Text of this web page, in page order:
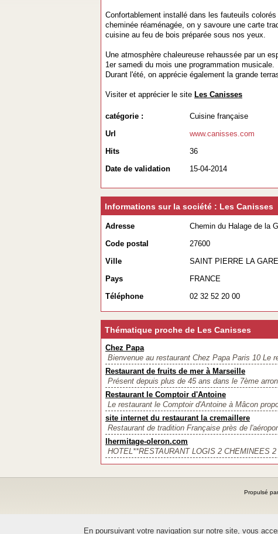
Confortablement installé dans les fauteuils
cheminée réaménagée, on y savoure une carte
cuisine au feu de bois préparée sous nos yeux.
Une atmosphère chaleureuse rehaussée par un
1er samedi du mois une programmation musicale.
Durant l'été, on apprécie également la grande
Visiter et apprécier le site Les Canisses
catégorie :
Cuisine française
Url
www.canisses.com
Hits
36
Date de validation
15-04-2014
Informations sur la société : Les Canisses
Adresse
Chemin du Halage de la
Code postal
27600
Ville
SAINT PIERRE LA
Pays
FRANCE
Téléphone
02 32 52 20 00
Thématique proche de Les Canisses
Chez Papa
Bienvenue au restaurant Chez Papa Paris 10 Le
Restaurant de fruits de mer à Marseille
Présent depuis plus de 45 ans dans le 7ème
Restaurant le Comptoir d'Antoine
Le restaurant le Comptoir d'Antoine à Mâcon
site internet du restaurant la cremaillere
Restaurant de tradition Française près de
lhermitage-oleron.com
HOTEL**RESTAURANT LOGIS 2 CHEMINEES
Propulsé
En poursuivant votre navigation sur notre site, vous